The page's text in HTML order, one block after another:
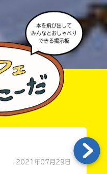
みんなとおしゃべり
できる掲示板
2021年07月29日